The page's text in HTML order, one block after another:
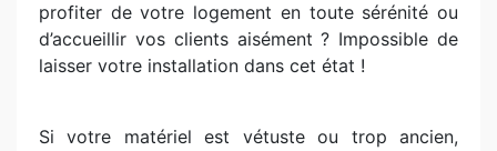
profiter de votre logement en toute sérénité ou
d’accueillir vos clients aisément ? Impossible de
laisser votre installation dans cet état !
Si votre matériel est vétuste ou trop ancien,